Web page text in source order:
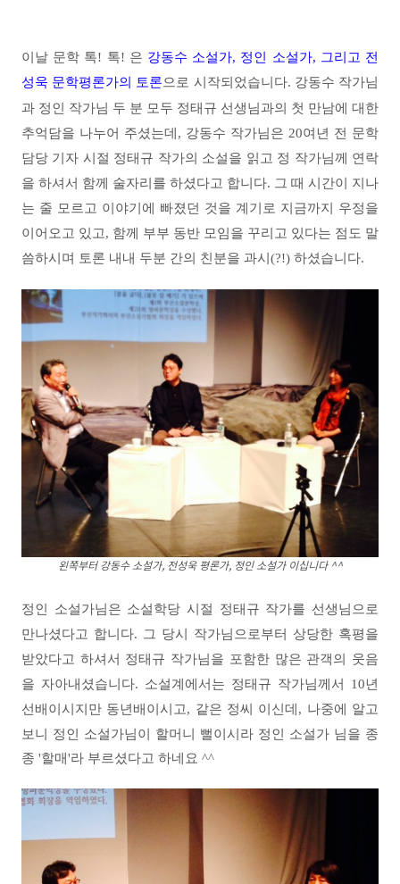
이날 문학 톡! 톡! 은 강동수 소설가, 정인 소설가, 그리고 전
성욱 문학평론가의 토론으로 시작되었습니다. 강동수 작가님
과 정인 작가님 두 분 모두 정태규 선생님과의 첫 만남에 대한
추억담을 나누어 주셨는데, 강동수 작가님은 20여년 전 문학
담당 기자 시절 정태규 작가의 소설을 읽고 정 작가님께 연락
을 하셔서 함께 술자리를 하셨다고 합니다. 그 때 시간이 지나
는 줄 모르고 이야기에 빠졌던 것을 계기로 지금까지 우정을
이어오고 있고, 함께 부부 동반 모임을 꾸리고 있다는 점도 말
씀하시며 토론 내내 두분 간의 친분을 과시(?!) 하셨습니다.
왼쪽부터 강동수 소설가, 전성욱 평론가, 정인 소설가 이십니다 ^^
정인 소설가님은 소설학당 시절 정태규 작가를 선생님으로
만나셨다고 합니다. 그 당시 작가님으로부터 상당한 혹평을
받았다고 하셔서 정태규 작가님을 포함한 많은 관객의 웃음
을 자아내셨습니다. 소설계에서는 정태규 작가님께서 10년
선배이시지만 동년배이시고, 같은 정씨 이신데 , 나중에 알고
보니 정인 소설가님이 할머니 뻘이시라 정인 소설가 님을 종
종 '할매'라 부르셨다고 하네요 ^^